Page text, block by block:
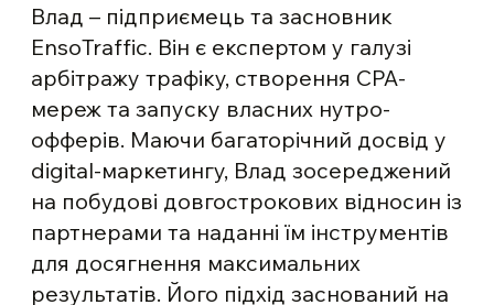
Влад – підприємець та засновник
EnsoTraffic. Він є експертом у галузі
арбітражу трафіку, створення CPA-
мереж та запуску власних нутро-
офферів. Маючи багаторічний досвід у
digital-маркетингу, Влад зосереджений
на побудові довгострокових відносин із
партнерами та наданні їм інструментів
для досягнення максимальних
результатів. Його підхід заснований на